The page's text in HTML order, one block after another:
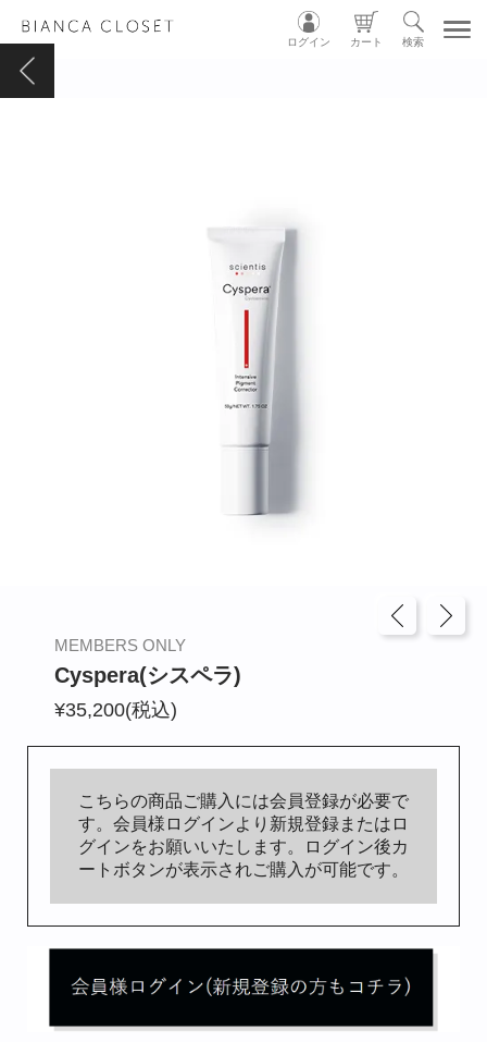
ログイン カート 検索
MEMBERS ONLY
Cyspera(シスペラ)
¥35,200(税込)
こちらの商品ご購入には会員登録が必要で
す。会員様ログインより新規登録またはロ
グインをお願いいたします。ログイン後カ
ートボタンが表示されご購入が可能です。